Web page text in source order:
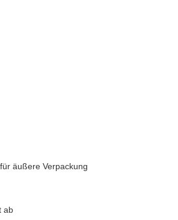
äußere Verpackung
ab